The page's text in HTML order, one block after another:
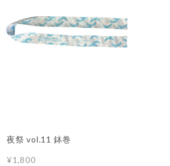
夜祭 vol.11 鉢巻
¥1,800